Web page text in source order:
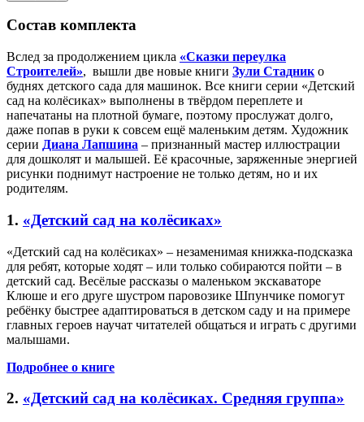
Состав комплекта
Вслед за продолжением цикла «Сказки переулка
Строителей», вышли две новые книги Зули Стадник о
буднях детского сада для машинок. Все книги серии «Детский
сад на колёсиках» выполнены в твёрдом переплете и
напечатаны на плотной бумаге, поэтому прослужат долго,
даже попав в руки к совсем ещё маленьким детям. Художник
серии Диана Лапшина – признанный мастер иллюстрации
для дошколят и малышей. Её красочные, заряженные энергией
рисунки поднимут настроение не только детям, но и их
родителям.
1. «Детский сад на колёсиках»
«Детский сад на колёсиках» – незаменимая книжка-подсказка
для ребят, которые ходят – или только собираются пойти – в
детский сад. Весёлые рассказы о маленьком экскаваторе
Клюше и его друге шустром паровозике Шпунчике помогут
ребёнку быстрее адаптироваться в детском саду и на примере
главных героев научат читателей общаться и играть с другими
малышами.
Подробнее о книге
2. «Детский сад на колёсиках. Средняя группа»